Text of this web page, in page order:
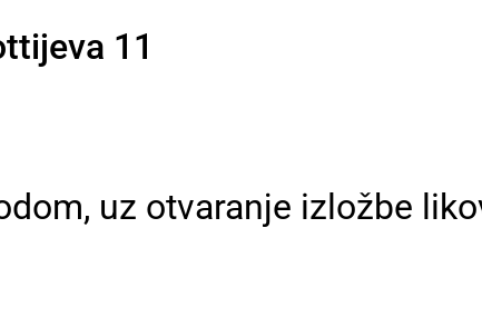
11
uz otvaranje izložbe